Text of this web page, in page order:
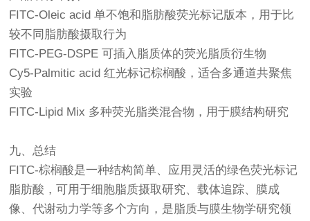
FITC-Oleic acid 单不饱和脂肪酸荧光标记版本，用于比
较不同脂肪酸摄取行为
FITC-PEG-DSPE 可插入脂质体的荧光脂质衍生物
Cy5-Palmitic acid 红光标记棕榈酸，适合多通道共聚焦
实验
FITC-Lipid Mix 多种荧光脂类混合物，用于膜结构研究
九、总结
FITC-棕榈酸是一种结构简单、应用灵活的绿色荧光标记
脂肪酸，可用于细胞脂质摄取研究、载体追踪、膜成
像、代谢动力学等多个方向，是脂质与膜生物学研究领